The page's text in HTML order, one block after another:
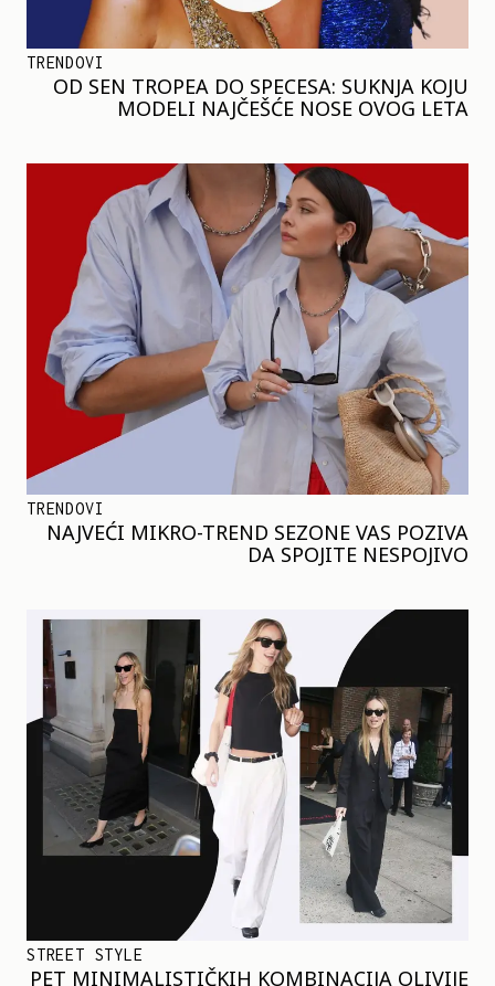
TRENDOVI
OD SEN TROPEA DO SPECESA: SUKNJA KOJU
MODELI NAJČEŠĆE NOSE OVOG LETA
TRENDOVI
NAJVEĆI MIKRO-TREND SEZONE VAS POZIVA
DA SPOJITE NESPOJIVO
STREET STYLE
PET MINIMALISTIČKIH KOMBINACIJA OLIVIJE